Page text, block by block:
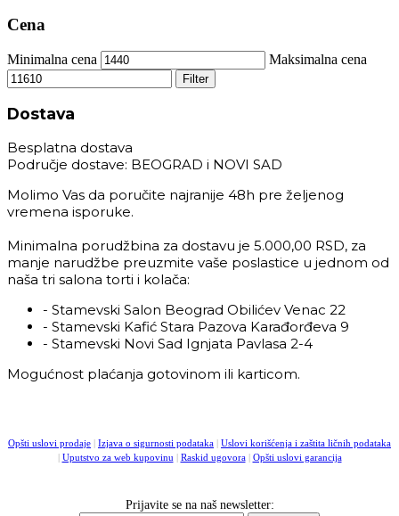
Cena
Minimalna cena Maksimalna cena
Filter
Dostava
Besplatna dostava
Područje dostave: BEOGRAD i NOVI SAD
Molimo Vas da poručite najranije 48h pre željenog
vremena isporuke.
Minimalna porudžbina za dostavu je 5.000,00 RSD, za
manje narudžbe preuzmite vaše poslastice u jednom od
naša tri salona torti i kolača:
- Stamevski Salon Beograd Obilićev Venac 22
- Stamevski Kafić Stara Pazova Karađorđeva 9
- Stamevski Novi Sad Ignjata Pavlasa 2-4
Mogućnost plaćanja gotovinom ili karticom.
Opšti uslovi prodaje | Izjava o sigurnosti podataka | Uslovi korišćenja i zaštita ličnih podataka
| Uputstvo za web kupovinu | Raskid ugovora| Opšti uslovi garancija
Prijavite se na naš newsletter: